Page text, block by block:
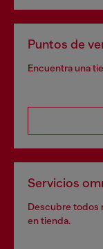
Puntos de
Encuentra una
Servicios
Descubre todos
en tienda.